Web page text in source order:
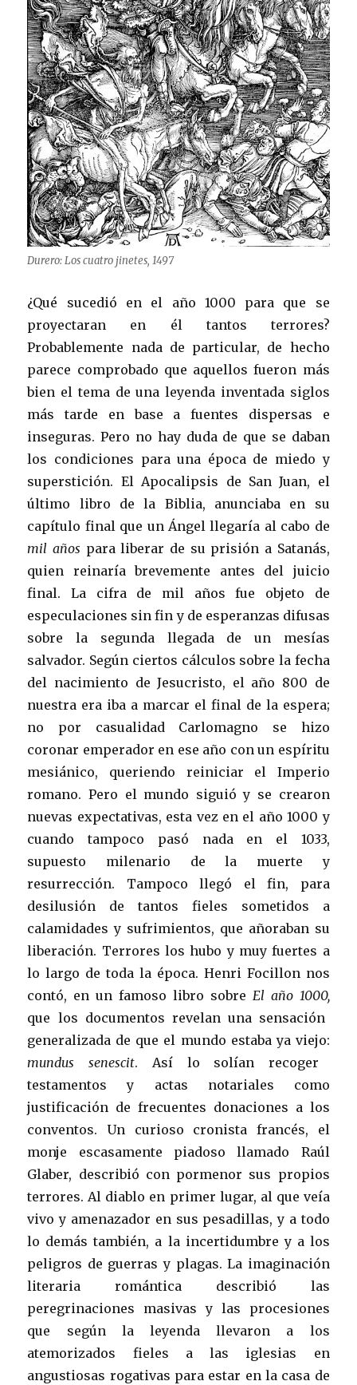
Durero: Los cuatro jinetes, 1497
¿Qué sucedió en el año 1000 para que se
proyectaran en él tantos terrores?
Probablemente nada de particular, de hecho
parece comprobado que aquellos fueron más
bien el tema de una leyenda inventada siglos
más tarde en base a fuentes dispersas e
inseguras. Pero no hay duda de que se daban
los condiciones para una época de miedo y
superstición. El Apocalipsis de San Juan, el
último libro de la Biblia, anunciaba en su
capítulo final que un Ángel llegaría al cabo de
mil años para liberar de su prisión a Satanás,
quien reinaría brevemente antes del juicio
final. La cifra de mil años fue objeto de
especulaciones sin fin y de esperanzas difusas
sobre la segunda llegada de un mesías
salvador. Según ciertos cálculos sobre la fecha
del nacimiento de Jesucristo, el año 800 de
nuestra era iba a marcar el final de la espera;
no por casualidad Carlomagno se hizo
coronar emperador en ese año con un espíritu
mesiánico, queriendo reiniciar el Imperio
romano. Pero el mundo siguió y se crearon
nuevas expectativas, esta vez en el año 1000 y
cuando tampoco pasó nada en el 1033,
supuesto milenario de la muerte y
resurrección. Tampoco llegó el fin, para
desilusión de tantos fieles sometidos a
calamidades y sufrimientos, que añoraban su
liberación. Terrores los hubo y muy fuertes a
lo largo de toda la época. Henri Focillon nos
contó, en un famoso libro sobre El año 1000,
que los documentos revelan una sensación
generalizada de que el mundo estaba ya viejo:
mundus senescit. Así lo solían recoger
testamentos y actas notariales como
justificación de frecuentes donaciones a los
conventos. Un curioso cronista francés, el
monje escasamente piadoso llamado Raúl
Glaber, describió con pormenor sus propios
terrores. Al diablo en primer lugar, al que veía
vivo y amenazador en sus pesadillas, y a todo
lo demás también, a la incertidumbre y a los
peligros de guerras y plagas. La imaginación
literaria romántica describió las
peregrinaciones masivas y las procesiones
que según la leyenda llevaron a los
atemorizados fieles a las iglesias en
angustiosas rogativas para estar en la casa de